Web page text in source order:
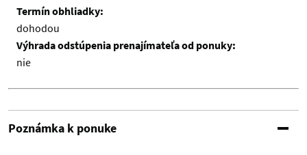
Termín obhliadky:
dohodou
Výhrada odstúpenia prenajímateľa od ponuky:
nie
Poznámka k ponuke